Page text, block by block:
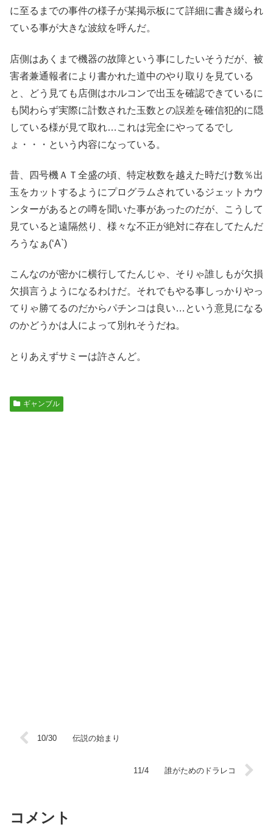
に至るまでの事件の様子が某掲示板にて詳細に書き綴られ
ている事が大きな波紋を呼んだ。
店側はあくまで機器の故障という事にしたいそうだが、被
害者兼通報者により書かれた道中のやり取りを見ている
と、どう見ても店側はホルコンで出玉を確認できているに
も関わらず実際に計数された玉数との誤差を確信犯的に隠
している様が見て取れ…これは完全にやってるでし
ょ・・・という内容になっている。
昔、四号機ＡＴ全盛の頃、特定枚数を越えた時だけ数％出
玉をカットするようにプログラムされているジェットカウ
ンターがあるとの噂を聞いた事があったのだが、こうして
見ていると遠隔然り、様々な不正が絶対に存在してたんだ
ろうなぁ(‘A`)
こんなのが密かに横行してたんじゃ、そりゃ誰しもが欠損
欠損言うようになるわけだ。それでもやる事しっかりやっ
てりゃ勝てるのだからパチンコは良い…という意見になる
のかどうかは人によって別れそうだね。
とりあえずサミーは許さんど。
ギャンブル
10/30 伝説の始まり
11/4 誰がためのドラレコ
コメント